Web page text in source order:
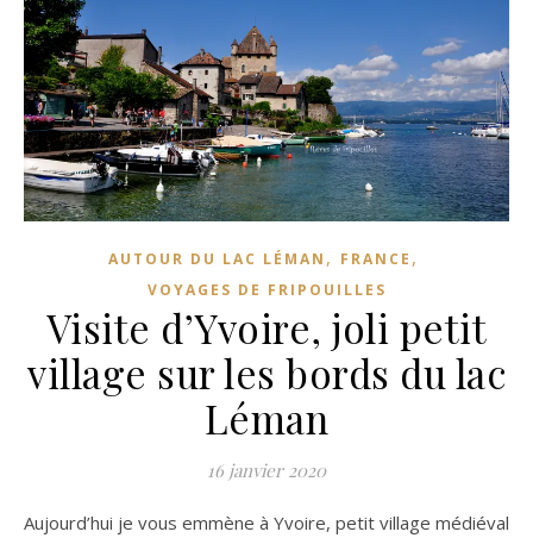
AUTOUR DU LAC LÉMAN , FRANCE ,
VOYAGES DE FRIPOUILLES
Visite d’Yvoire, joli petit
village sur les bords du lac
Léman
16 janvier 2020
Aujourd’hui je vous emmène à Yvoire, petit village médiéval